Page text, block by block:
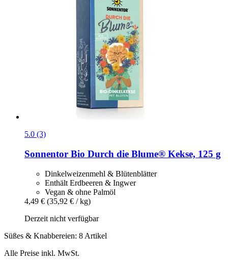
5.0 (3)
Sonnentor Bio Durch die Blume® Kekse, 125 g
Dinkelweizenmehl & Blütenblätter
Enthält Erdbeeren & Ingwer
Vegan & ohne Palmöl
4,49 € (35,92 € / kg)
Derzeit nicht verfügbar
Süßes & Knabbereien: 8 Artikel
Alle Preise inkl. MwSt.